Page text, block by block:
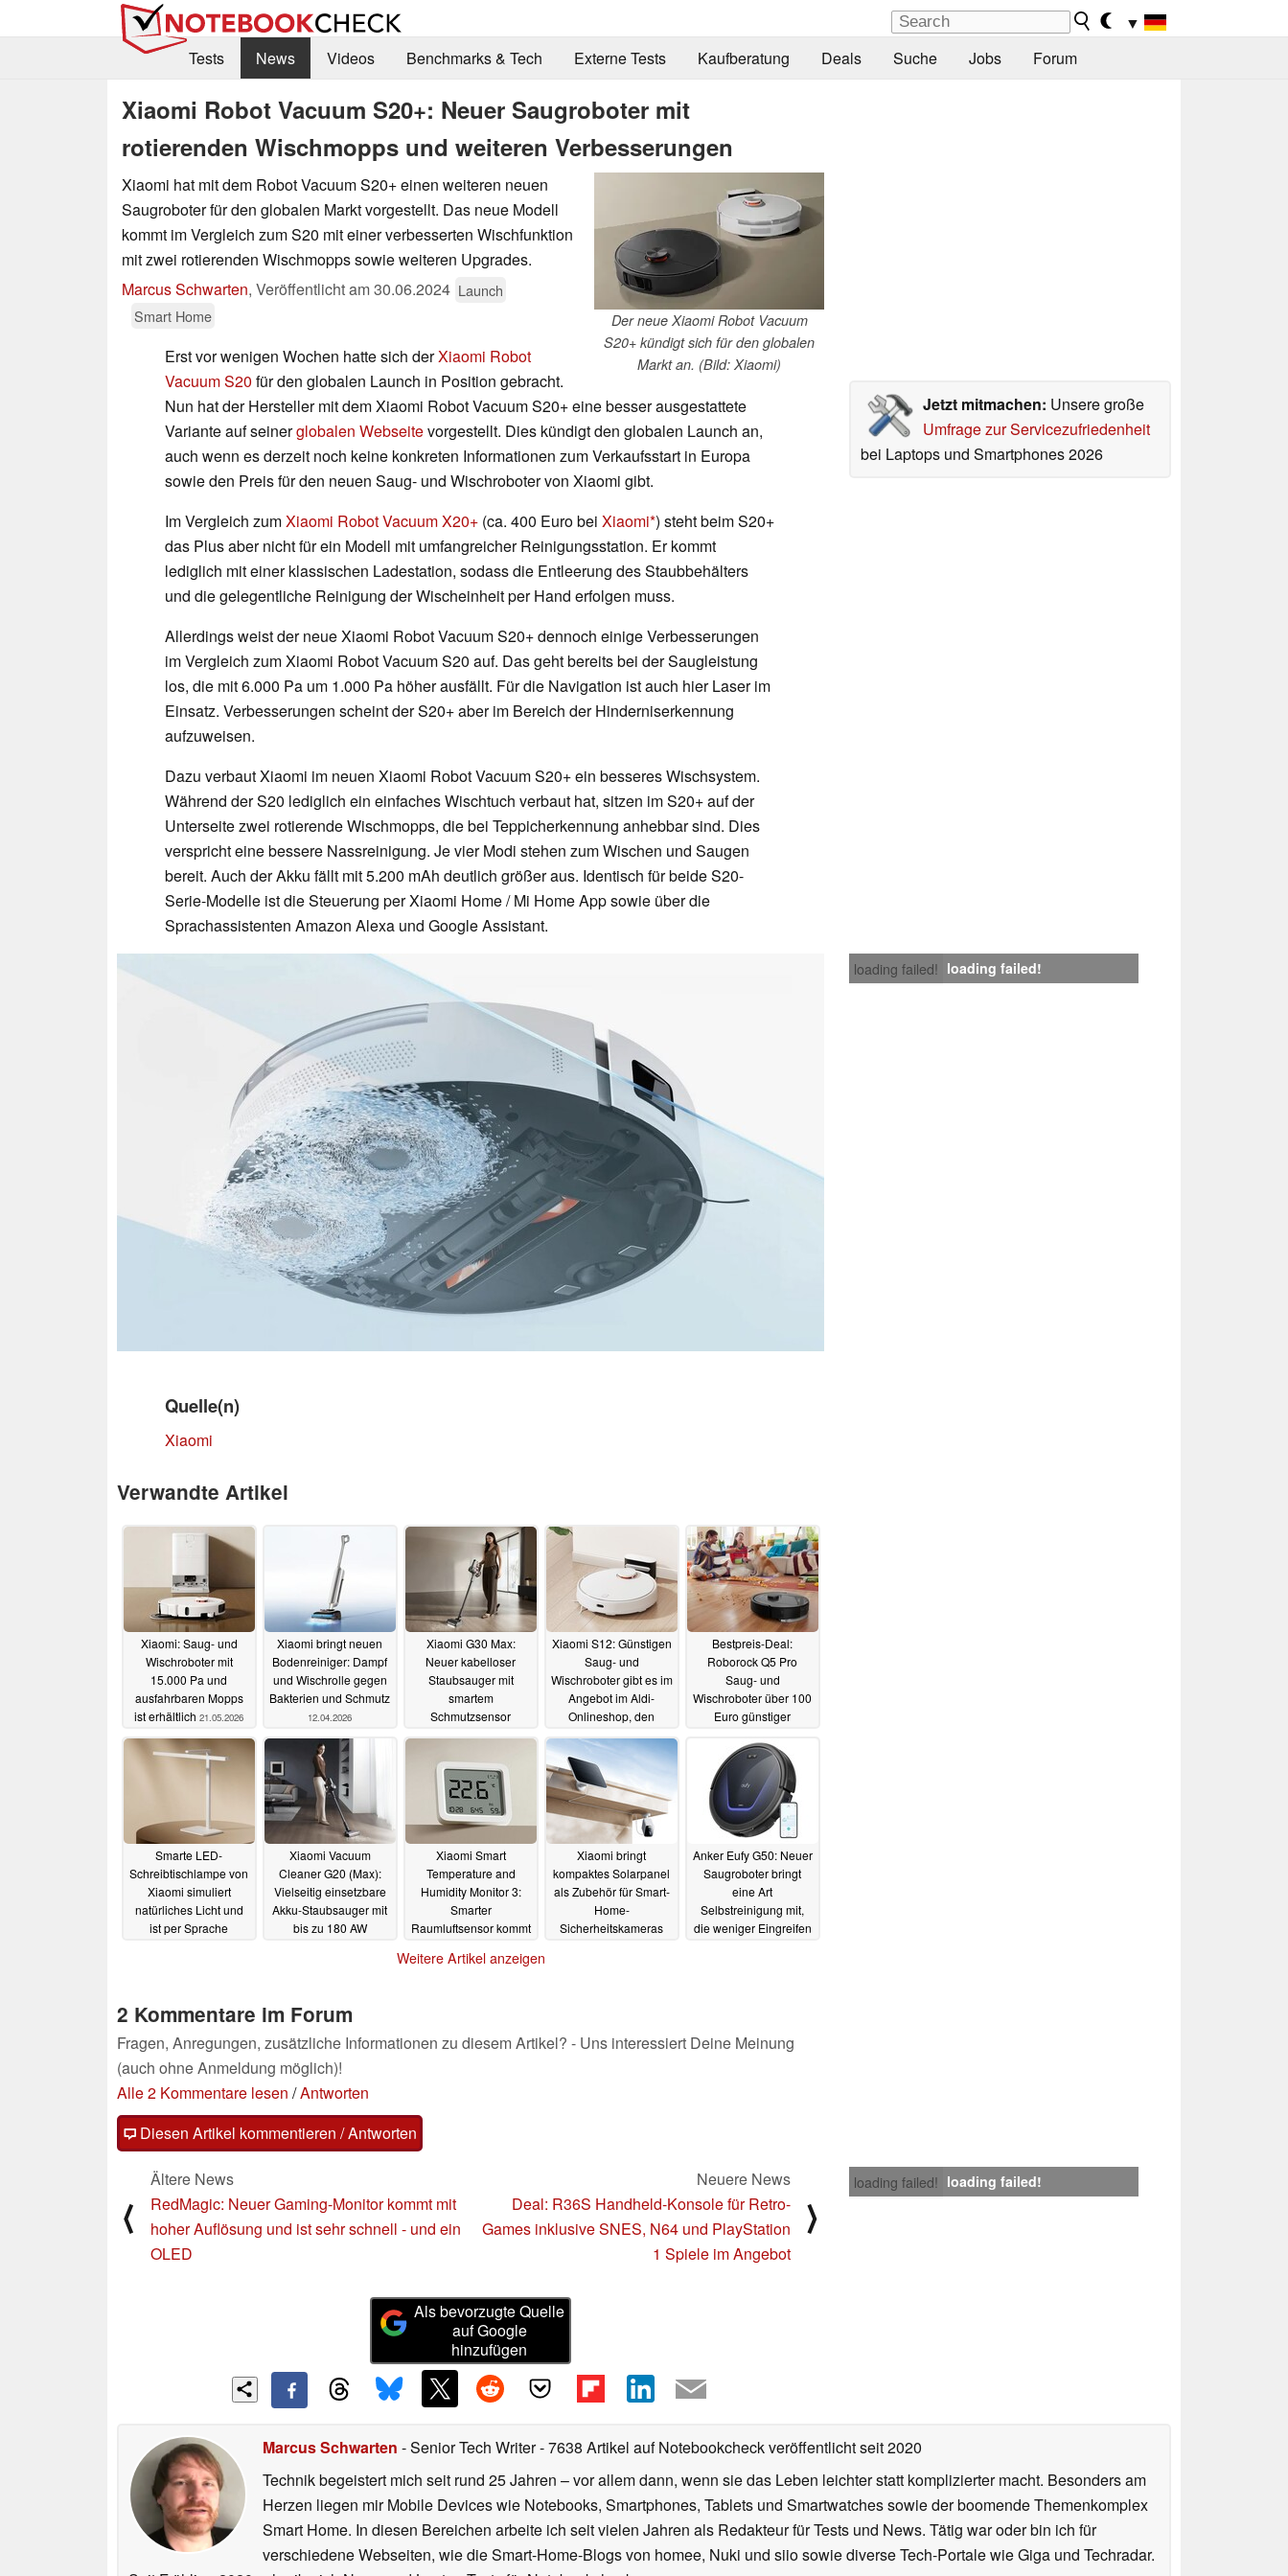
▼
Tests
News Videos Benchmarks & Tech Externe Tests Kaufberatung Deals Suche Jobs Forum
Xiaomi Robot Vacuum S20+: Neuer Saugroboter mit
rotierenden Wischmopps und weiteren Verbesserungen
Der neue Xiaomi Robot Vacuum
S20+ kündigt sich für den globalen
Markt an. (Bild: Xiaomi)
Xiaomi hat mit dem Robot Vacuum S20+ einen weiteren neuen
Saugroboter für den globalen Markt vorgestellt. Das neue Modell
kommt im Vergleich zum S20 mit einer verbesserten Wischfunktion
mit zwei rotierenden Wischmopps sowie weiteren Upgrades.
Marcus Schwarten, Veröffentlicht am30.06.2024 Launch
Smart Home
Jetzt mitmachen: Unsere große
Umfrage zur Servicezufriedenheit
bei Laptops und Smartphones 2026
Erst vor wenigen Wochen hatte sich derXiaomi Robot
Vacuum S20 für den globalen Launch in Position gebracht.
Nun hat der Hersteller mit dem Xiaomi Robot Vacuum S20+ eine besser ausgestattete
Variante auf seinerglobalen Webseitevorgestellt. Dies kündigt den globalen Launch an,
auch wenn es derzeit noch keine konkreten Informationen zum Verkaufsstart in Europa
sowie den Preis für den neuen Saug- und Wischroboter von Xiaomi gibt.
Im Vergleich zumXiaomi Robot Vacuum X20+ (ca. 400 Euro bei Xiaomi ) steht beim S20+
das Plus aber nicht für ein Modell mit umfangreicher Reinigungsstation. Er kommt
lediglich mit einer klassischen Ladestation, sodass die Entleerung des Staubbehälters
und die gelegentliche Reinigung der Wischeinheit per Hand erfolgen muss.
Allerdings weist der neue Xiaomi Robot Vacuum S20+ dennoch einige Verbesserungen
im Vergleich zum Xiaomi Robot Vacuum S20 auf. Das geht bereits bei der Saugleistung
los, die mit 6.000 Pa um 1.000 Pa höher ausfällt. Für die Navigation ist auch hier Laser im
Einsatz. Verbesserungen scheint der S20+ aber im Bereich der Hinderniserkennung
aufzuweisen.
Dazu verbaut Xiaomi im neuen Xiaomi Robot Vacuum S20+ ein besseres Wischsystem.
Während der S20 lediglich ein einfaches Wischtuch verbaut hat, sitzen im S20+ auf der
Unterseite zwei rotierende Wischmopps, die bei Teppicherkennung anhebbar sind. Dies
verspricht eine bessere Nassreinigung. Je vier Modi stehen zum Wischen und Saugen
bereit. Auch der Akku fällt mit 5.200 mAh deutlich größer aus. Identisch für beide S20-
Serie-Modelle ist die Steuerung per Xiaomi Home / Mi Home App sowie über die
Sprachassistenten Amazon Alexa und Google Assistant.
loading failed! loading failed!
Quelle(n)
Xiaomi
Verwandte Artikel
Xiaomi: Saug- und
Wischroboter mit
15.000 Pa und
ausfahrbaren Mopps
ist erhältlich 21.05.2026
Xiaomi bringt neuen
Bodenreiniger: Dampf
und Wischrolle gegen
Bakterien und Schmutz
12.04.2026
Xiaomi G30 Max:
Neuer kabelloser
Staubsauger mit
smartem
Schmutzsensor
30.10.2025
Xiaomi S12: Günstigen
Saug- und
Wischroboter gibt es im
Angebot im Aldi-
Onlineshop, den
woanders
17.08.2024
Bestpreis-Deal:
Roborock Q5 Pro
Saug- und
Wischroboter über 100
Euro günstiger
Smarte LED-
Schreibtischlampe von
Xiaomi simuliert
natürliches Licht und
ist per Sprache
Xiaomi Vacuum
Cleaner G20 (Max):
Vielseitig einsetzbare
Akku-Staubsauger mit
bis zu 180 AW
Xiaomi Smart
Temperature and
Humidity Monitor 3:
Smarter
Raumluftsensor kommt
28.07.2024
Xiaomi bringt
kompaktes Solarpanel
als Zubehör für Smart-
Home-
Sicherheitskameras
Anker Eufy G50: Neuer
Saugroboter bringt
eine Art
Selbstreinigung mit,
die weniger Eingreifen
Weitere Artikel anzeigen
2 Kommentare im Forum
Fragen, Anregungen, zusätzliche Informationen zu diesem Artikel? - Uns interessiert Deine Meinung
(auch ohne Anmeldung möglich)!
Alle 2 Kommentare lesen /Antworten
Diesen Artikel kommentieren / Antworten
loading failed! loading failed!
⟨
Ältere News
RedMagic: Neuer Gaming-Monitor kommt mit
hoher Auflösung und ist sehr schnell - und ein
OLED
Neuere News
Deal: R36S Handheld-Konsole für Retro-
Games inklusive SNES, N64 und PlayStation
1 Spiele im Angebot
⟩
Als bevorzugte Quelle
auf Google
hinzufügen
Marcus Schwarten - Senior Tech Writer- 7638 Artikel auf Notebookcheck veröffentlichtseit 2020
Technik begeistert mich seit rund 25 Jahren – vor allem dann, wenn sie das Leben leichter statt komplizierter macht. Besonders am
Herzen liegen mir Mobile Devices wie Notebooks, Smartphones, Tablets und Smartwatches sowie der boomende Themenkomplex
Smart Home. In diesen Bereichen arbeite ich seit vielen Jahren als Redakteur für Tests und News. Tätig war oder bin ich für
verschiedene Webseiten, wie die Smart-Home-Blogs von homee, Nuki und siio sowie diverse Tech-Portale wie Giga und Techradar.